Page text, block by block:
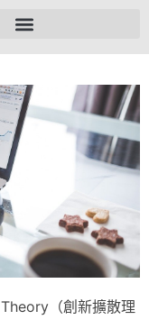
（創新擴散理